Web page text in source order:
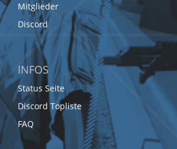
Mitglieder
Discord
INFOS
Status Seite
Discord Topliste
FAQ